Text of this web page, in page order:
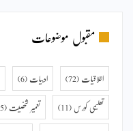
مقبول موضوعات
اخلاقیات (72) ادبیات (6)
تعلیمی کورس (11) تعمیر شخصیت (115)